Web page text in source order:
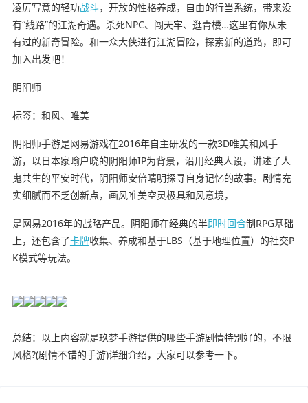
凌厉写意的轻功战斗，开放的性格养成，自由的行当系统，带来没
有“线路”的江湖奇遇。杀死NPC、闯天牢、逛青楼…这里有你从未
有过的新奇冒险。和一众大侠进行江湖冒险，探索新的道路，即可
加入出发吧！
阴阳师
标签：和风、唯美
阴阳师手游是网易游戏在2016年自主研发的一款3D唯美和风手
游，以日本家喻户晓的阴阳师IP为背景，沿用经典人设，讲述了人
鬼共生的平安时代，阴阳师安倍晴明探寻自身记忆的故事。剧情充
实细腻而不乏创新点，画风唯美空灵极具和风意境，
是网易2016年的战略产品。阴阳师在经典的半即时回合制RPG基础
上，还包含了卡牌收集、养成和基于LBS（基于地理位置）的社交P
K模式等玩法。
总结：以上内容就是玖梦手游提供的哪些手游剧情特别好的，不限
风格?(剧情不错的手游)详细介绍，大家可以参考一下。